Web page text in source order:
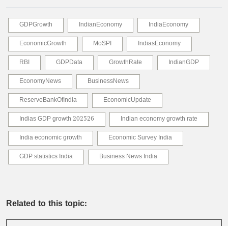
GDPGrowth IndianEconomy
IndiaEconomy
EconomicGrowth
MoSPI
IndiasEconomy
RBI
GDPData GrowthRate
IndianGDP
EconomyNews
BusinessNews
ReserveBankOfIndia
EconomicUpdate
Indias GDP growth 202526
Indian economy growth rate
India economic growth
Economic Survey India
GDP statistics India
Business News India
Related to this topic: